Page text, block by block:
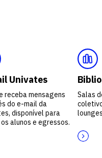
Univates
receba mensagens
do e-mail da
disponível para
alunos e egressos.
Salas